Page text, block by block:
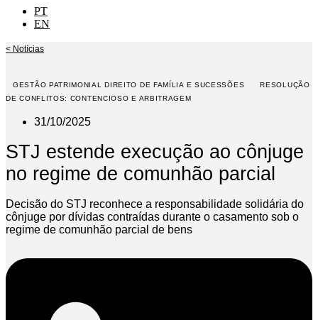
PT
EN
< Notícias
GESTÃO PATRIMONIAL DIREITO DE FAMÍLIA E SUCESSÕES
RESOLUÇÃO
DE CONFLITOS: CONTENCIOSO E ARBITRAGEM
31/10/2025
STJ estende execução ao cônjuge
no regime de comunhão parcial
Decisão do STJ reconhece a responsabilidade solidária do
cônjuge por dívidas contraídas durante o casamento sob o
regime de comunhão parcial de bens